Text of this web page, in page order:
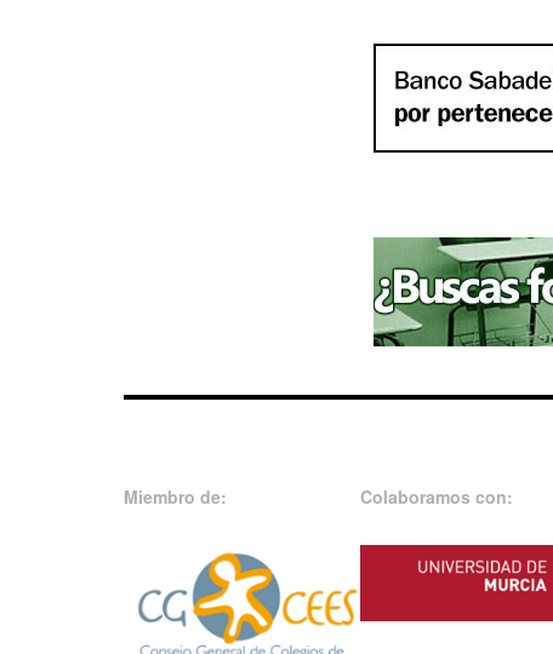
Miembro de: Colaboramos con: